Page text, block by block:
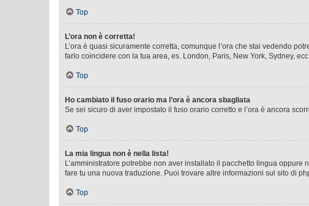
Top
L’ora non è corretta!
L’ora è quasi sicuramente corretta, comunque l’ora che stai vedendo
farlo coincidere con la tua area, es. London, Paris, New York, Sydney,
Top
Ho cambiato il fuso orario ma l’ora è ancora sbagliata
Se sei sicuro di aver impostato il fuso orario corretto e l’ora è ancora
Top
La mia lingua non è nella lista!
L’amministratore potrebbe non aver installato il pacchetto lingua
fare tu una nuova traduzione. Puoi trovare altre informazioni sul sito di
Top